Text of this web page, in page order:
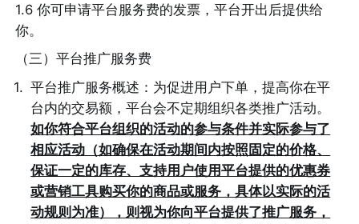
1.6 你可申请平台服务费的发票，平台开出后提供给
你。
（三）平台推广服务费
1. 平台推广服务概述：为促进用户下单，提高你在平
台内的交易额，平台会不定期组织各类推广活动。
如你符合平台组织的活动的参与条件并实际参与了
相应活动（如确保在活动期间内按照固定的价格、
保证一定的库存、支持用户使用平台提供的优惠券
或营销工具购买你的商品或服务，具体以实际的活
动规则为准），则视为你向平台提供了推广服务，